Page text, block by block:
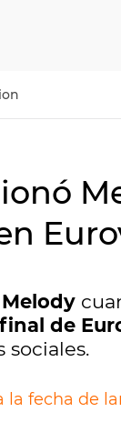
Melody
de
sociales.
la fecha de